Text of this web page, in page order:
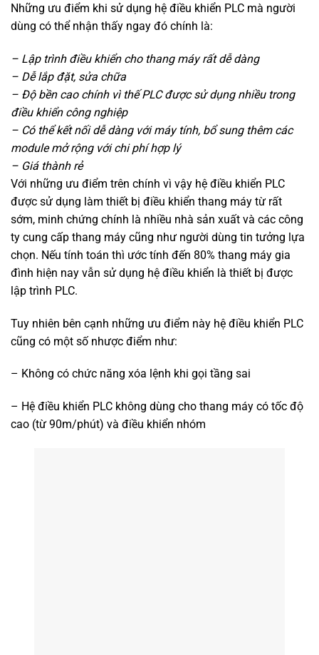
Những ưu điểm khi sử dụng hệ điều khiển PLC mà người
dùng có thể nhận thấy ngay đó chính là:
– Lập trình điều khiển cho thang máy rất dễ dàng
– Dễ lắp đặt, sửa chữa
– Độ bền cao chính vì thế PLC được sử dụng nhiều trong
điều khiển công nghiệp
– Có thể kết nối dễ dàng với máy tính, bổ sung thêm các
module mở rộng với chi phí hợp lý
– Giá thành rẻ
Với những ưu điểm trên chính vì vậy hệ điều khiển PLC
được sử dụng làm thiết bị điều khiển thang máy từ rất
sớm, minh chứng chính là nhiều nhà sản xuất và các công
ty cung cấp thang máy cũng như người dùng tin tưởng lựa
chọn. Nếu tính toán thì ước tính đến 80% thang máy gia
đình hiện nay vẫn sử dụng hệ điều khiển là thiết bị được
lập trình PLC.
Tuy nhiên bên cạnh những ưu điểm này hệ điều khiển PLC
cũng có một số nhược điểm như:
– Không có chức năng xóa lệnh khi gọi tầng sai
– Hệ điều khiển PLC không dùng cho thang máy có tốc độ
cao (từ 90m/phút) và điều khiển nhóm